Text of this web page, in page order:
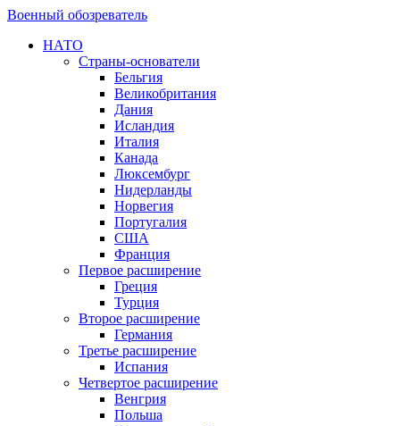
Военный обозреватель
НАТО
Страны-основатели
Бельгия
Великобритания
Дания
Исландия
Италия
Канада
Люксембург
Нидерланды
Норвегия
Португалия
США
Франция
Первое расширение
Греция
Турция
Второе расширение
Германия
Третье расширение
Испания
Четвертое расширение
Венгрия
Польша